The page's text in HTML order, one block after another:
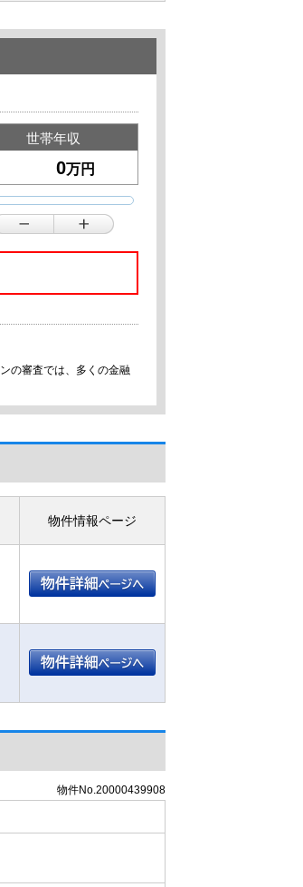
世帯年収
万円
の審査では、多くの金融
物件情報ページ
物件No.20000439908